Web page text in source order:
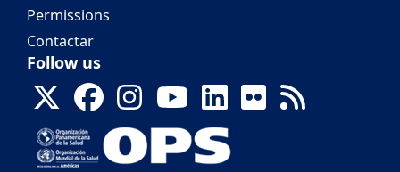
Permissions
Contactar
Follow us